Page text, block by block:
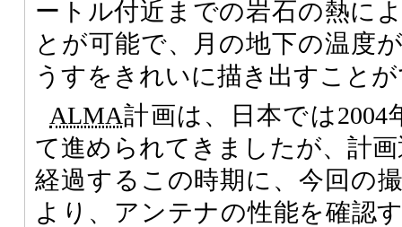
ートル付近までの岩石の熱に
とが可能で、月の地下の温度
うすをきれいに描き出すこと
ALMA計画は、日本では
て進められてきましたが、計
経過するこの時期に、今回の
より、アンテナの性能を確認